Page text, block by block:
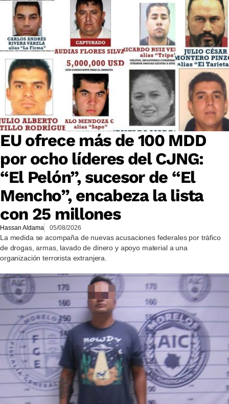
EU ofrece más de 100 MDD
por ocho líderes del CJNG:
“El Pelón”, sucesor de “El
Mencho”, encabeza la lista
con 25 millones
Hassan Aldama 05/08/2026
La medida se acompaña de nuevas acusaciones federales por tráfico
de drogas, armas, lavado de dinero y apoyo material a una
organización terrorista extranjera.